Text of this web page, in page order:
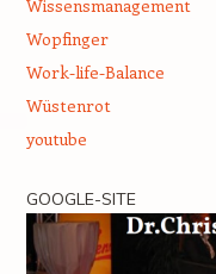
Wissensmanagement
Wopfinger
Work-life-Balance
Wüstenrot
youtube
GOOGLE-SITE